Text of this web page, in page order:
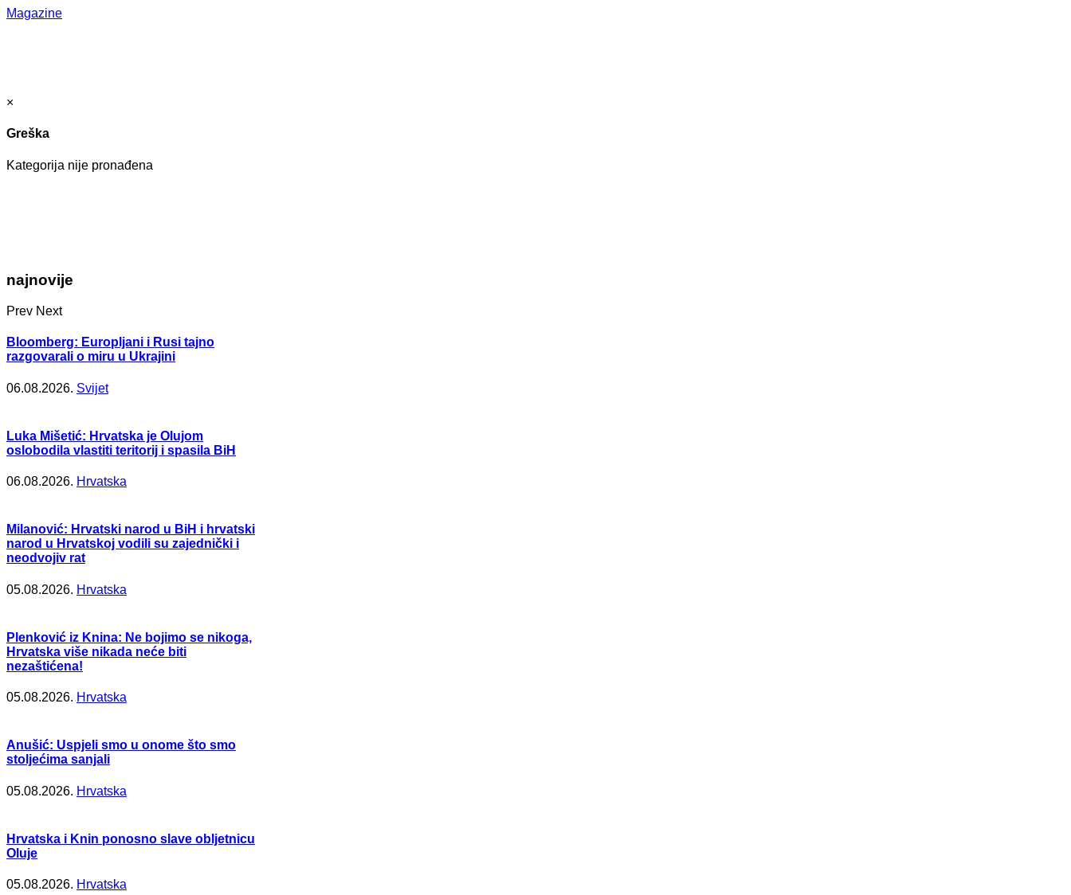
Magazine
×
Greška
Kategorija nije pronađena
najnovije
Prev Next
Bloomberg: Europljani i Rusi tajno
razgovarali o miru u Ukrajini
06.08.2026. Svijet
Luka Mišetić: Hrvatska je Olujom
oslobodila vlastiti teritorij i spasila BiH
06.08.2026. Hrvatska
Milanović: Hrvatski narod u BiH i hrvatski
narod u Hrvatskoj vodili su zajednički i
neodvojiv rat
05.08.2026. Hrvatska
Plenković iz Knina: Ne bojimo se nikoga,
Hrvatska više nikada neće biti
nezaštićena!
05.08.2026. Hrvatska
Anušić: Uspjeli smo u onome što smo
stoljećima sanjali
05.08.2026. Hrvatska
Hrvatska i Knin ponosno slave obljetnicu
Oluje
05.08.2026. Hrvatska